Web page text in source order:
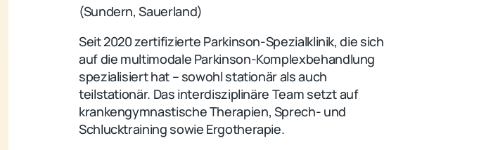
(Sundern, Sauerland)
Seit 2020 zertifizierte Parkinson-Spezialklinik, die sich
auf die multimodale Parkinson-Komplexbehandlung
spezialisiert hat – sowohl stationär als auch
teilstationär. Das interdisziplinäre Team setzt auf
krankengymnastische Therapien, Sprech- und
Schlucktraining sowie Ergotherapie.